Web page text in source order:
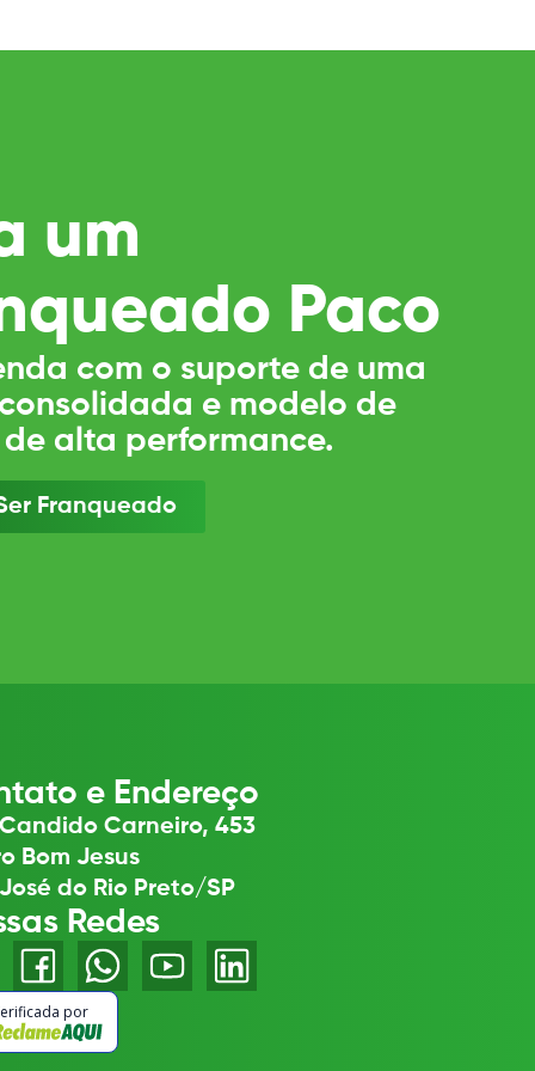
um
Paco
com o suporte de uma
e modelo de
alta performance.
Franqueado
e Endereço
Carneiro, 453
Bom Jesus
do Rio Preto/SP
Redes
por